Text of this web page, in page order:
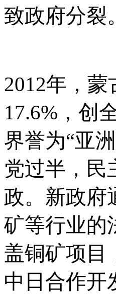
致政府分裂。
2012年，
17.6%，创
界誉为“亚
党过半，民
政。新政府
矿等行业的
盖铜矿项目
中日合作开